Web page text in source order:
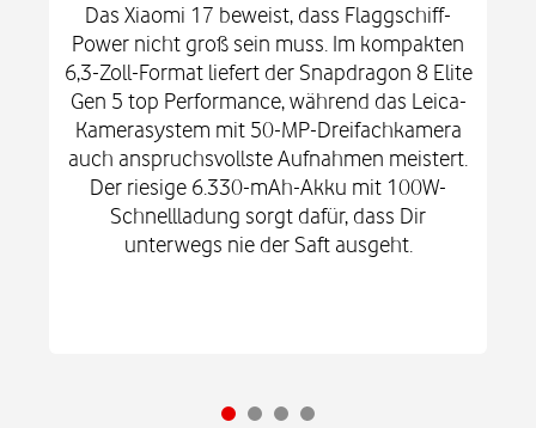
Das Xiaomi 17 beweist, dass Flaggschiff-
Power nicht groß sein muss. Im kompakten
6,3-Zoll-Format liefert der Snapdragon 8 Elite
Gen 5 top Performance, während das Leica-
Kamerasystem mit 50-MP-Dreifachkamera
auch anspruchsvollste Aufnahmen meistert.
Der riesige 6.330-mAh-Akku mit 100W-
Schnellladung sorgt dafür, dass Dir
unterwegs nie der Saft ausgeht.